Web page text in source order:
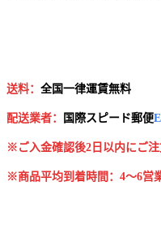
送料： 全国一律運賃無料
配送業者： 国 際スピード郵便
※ご入金確認後2日以内にご
※商品平均到着時間：4～6営